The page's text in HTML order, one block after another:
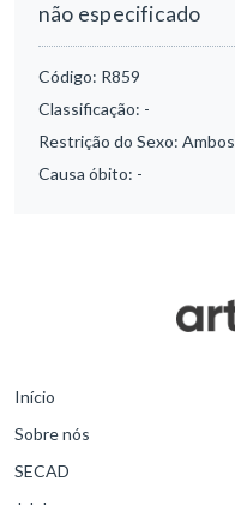
não especificado
Código: R859
Classificação: -
Restrição do Sexo: Ambos
Causa óbito: -
Início
Sobre nós
SECAD